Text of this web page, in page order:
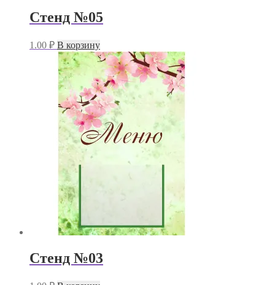
Стенд №05
1.00 ₽ В корзину
Стенд №03